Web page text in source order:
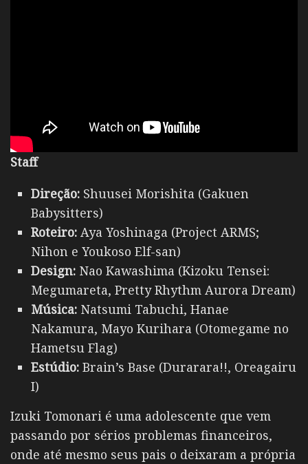
Staff
Direção: Shuusei Morishita (Gakuen
Babysitters)
Roteiro: Aya Yoshinaga (Project ARMS;
Nihon e Youkoso Elf-san)
Design: Nao Kawashima (Kizoku Tensei:
Megumareta, Pretty Rhythm Aurora Dream)
Música: Natsumi Tabuchi, Hanae
Nakamura, Mayo Kurihara (Otomegame no
Hametsu Flag)
Estúdio: Brain’s Base (Durarara!!, Oreagairu
I)
Izuki Tomonari é uma adolescente que vem
passando por sérios problemas financeiros,
onde até mesmo seus pais o deixaram a própria